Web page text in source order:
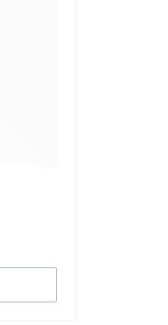
EN UNA NUEVA VENTANA))